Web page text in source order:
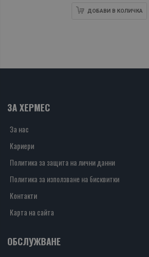
ДОБАВИ В КОЛИЧКА
ЗА ХЕРМЕС
За нас
Кариери
Политика за защита на лични данни
Политика за използване на бисквитки
Контакти
Карта на сайта
ОБСЛУЖВАНЕ